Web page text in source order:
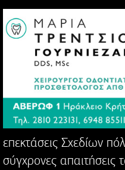
επεκτάσεις Σχεδίων
σύγχρονες απαιτήσεις